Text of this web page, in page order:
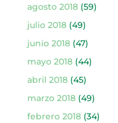
agosto 2018(59)
julio 2018(49)
junio 2018(47)
mayo 2018(44)
abril 2018(45)
marzo 2018(49)
febrero 2018(34)